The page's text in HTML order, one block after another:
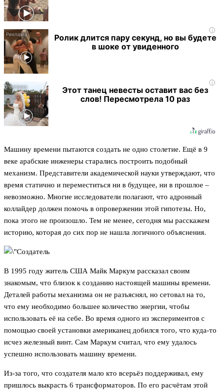
i
Ролик длится пару секунд, но вы будете
в шоке от увиденного
i
Этот танец невесты оставит вас без
слов! Пересмотрела 10 раз
Машину времени пытаются создать не одно столетие. Ещё в 9
веке арабские инженеры старались построить подобный
механизм. Представители академической науки утверждают, что
время статично и переместиться ни в будущее, ни в прошлое –
невозможно. Многие исследователи полагают, что адронный
коллайдер должен помочь в опровержении этой гипотезы. Но,
пока этого не произошло. Тем не менее, сегодня мы расскажем
историю, которая до сих пор не нашла логичного объяснения.
В 1995 году житель США Майк Маркум рассказал своим
знакомым, что близок к созданию настоящей машины времени.
Деталей работы механизма он не разъяснял, но сетовал на то,
что ему необходимо большее количество энергии, чтобы
использовать её на себе. Во время одного из экспериментов с
помощью своей установки американец добился того, что куда-то
исчез железный винт. Сам Маркум считал, что ему удалось
успешно использовать машину времени.
Из-за того, что создателя мало кто всерьёз поддерживал, ему
пришлось выкрасть 6 трансформаторов. По его расчётам этой